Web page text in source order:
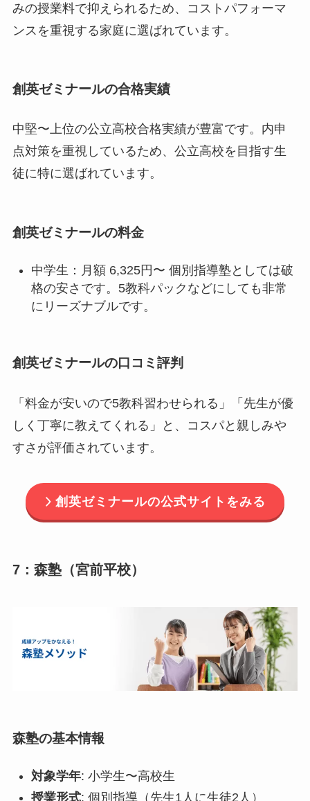
みの授業料で抑えられるため、コストパフォーマ
ンスを重視する家庭に選ばれています。
創英ゼミナールの合格実績
中堅〜上位の公立高校合格実績が豊富です。内申
点対策を重視しているため、公立高校を目指す生
徒に特に選ばれています。
創英ゼミナールの料金
中学生：月額 6,325円〜 個別指導塾としては破
格の安さです。5教科パックなどにしても非常
にリーズナブルです。
創英ゼミナールの口コミ評判
「料金が安いので5教科習わせられる」「先生が優
しく丁寧に教えてくれる」と、コスパと親しみや
すさが評価されています。
創英ゼミナールの公式サイトをみる
7：森塾（宮前平校）
森塾の基本情報
対象学年: 小学生〜高校生
授業形式: 個別指導（先生1人に生徒2人）